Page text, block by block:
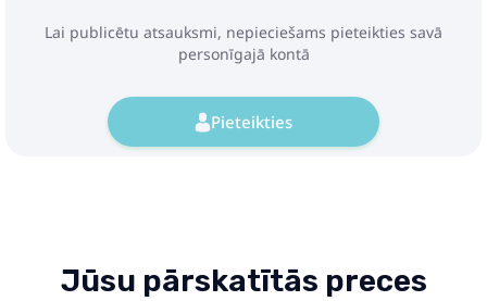
Lai publicētu atsauksmi, nepieciešams pieteikties savā
personīgajā kontā
Pieteikties
Jūsu pārskatītās preces